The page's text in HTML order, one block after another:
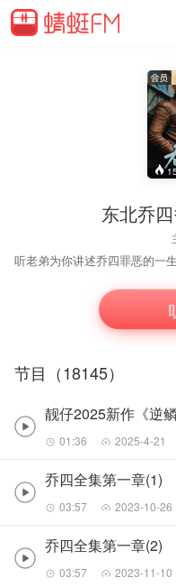
东北乔
听老弟为你讲述乔四罪恶的一
罪恶的一生，每晚六点，不见
节目（18145）
01:36 2025-4-21
乔四全集第一章(1)
03:57 2023-10-26
乔四全集第一章(2)
03:57 2023-11-10